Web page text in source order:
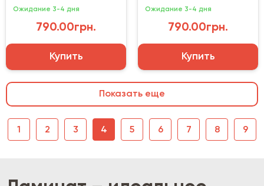
Ожидание 3-4 дня
790.00грн.
Купить
Ожидание 3-4 дня
790.00грн.
Купить
Показать еще
1 2 3 4 5 6 7 8 9